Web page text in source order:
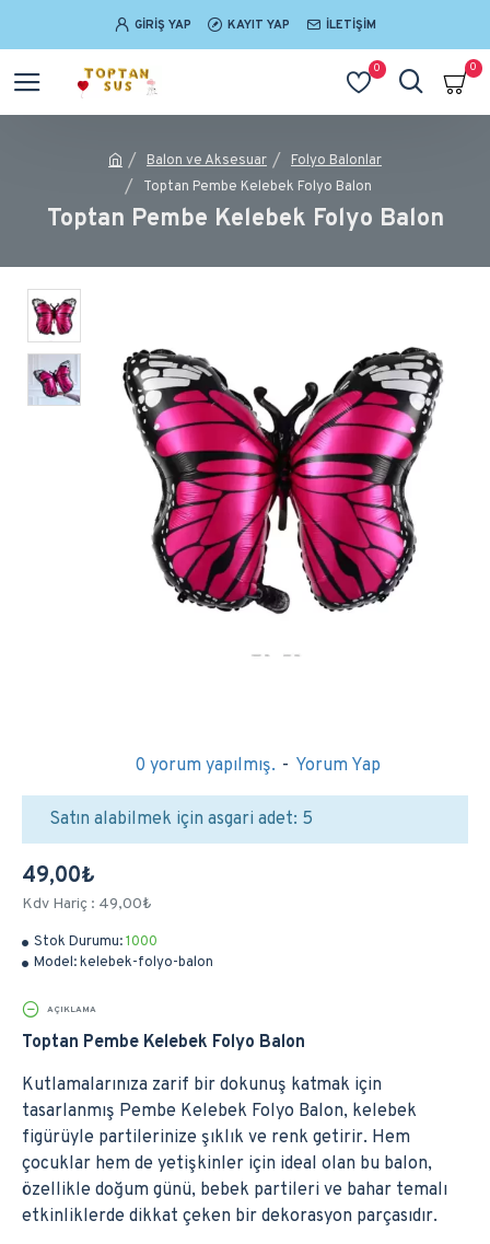
GIRIŞ YAP KAYIT YAP İLETIŞIM
0 0
Balon ve Aksesuar
Folyo Balonlar
Toptan Pembe Kelebek Folyo Balon
Toptan Pembe Kelebek Folyo Balon
Stok Durumu:1000
Model:kelebek-folyo-balon
0 yorum yapılmış. - Yorum Yap
49,00₺
Kdv Hariç : 49,00₺
Satın alabilmek için asgari adet: 5
AÇIKLAMA
Toptan Pembe Kelebek Folyo Balon
Kutlamalarınıza zarif bir dokunuş katmak için
tasarlanmış Pembe Kelebek Folyo Balon, kelebek
figürüyle partilerinize şıklık ve renk getirir. Hem
çocuklar hem de yetişkinler için ideal olan bu balon,
özellikle doğum günü, bebek partileri ve bahar temalı
etkinliklerde dikkat çeken bir dekorasyon parçasıdır.